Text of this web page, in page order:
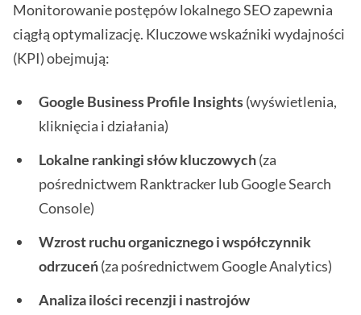
Monitorowanie postępów lokalnego SEO zapewnia
ciągłą optymalizację. Kluczowe wskaźniki wydajności
(KPI) obejmują:
Google Business Profile Insights(wyświetlenia,
kliknięcia i działania)
Lokalne rankingi słów kluczowych(za
pośrednictwem Ranktracker lub Google Search
Console)
Wzrost ruchu organicznego i współczynnik
odrzuceń(za pośrednictwem Google Analytics)
Analiza ilości recenzji i nastrojów